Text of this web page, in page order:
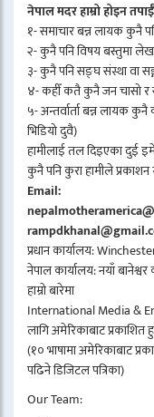
नेपाल मदर हाम्रो होइन
१- समाचार बन्न लायक कुनै
२- कुनै पनि विषय बस्तुमा
३- कुनै पनि सङ्घ संस्था वा
४- कहीँ कतै कुनै जन चासो र
५- अन्तर्वार्ता बन्न लायक
भिडियो दुवै)
हामीलाई तल दिइएका दुई
कुनै पनि कुरा हामीले प्रकाशन
Email:
प्रधान कार्यालय:
नेपाल कार्यालय: नयाँ बानेश्वर
हाम्रो बारेमा
International Media &
लागि अमेरिकाबाट
(१० भाषामा अमेरिकाबाट
पढिने डिजिटल पत्रिका)
Our Team: